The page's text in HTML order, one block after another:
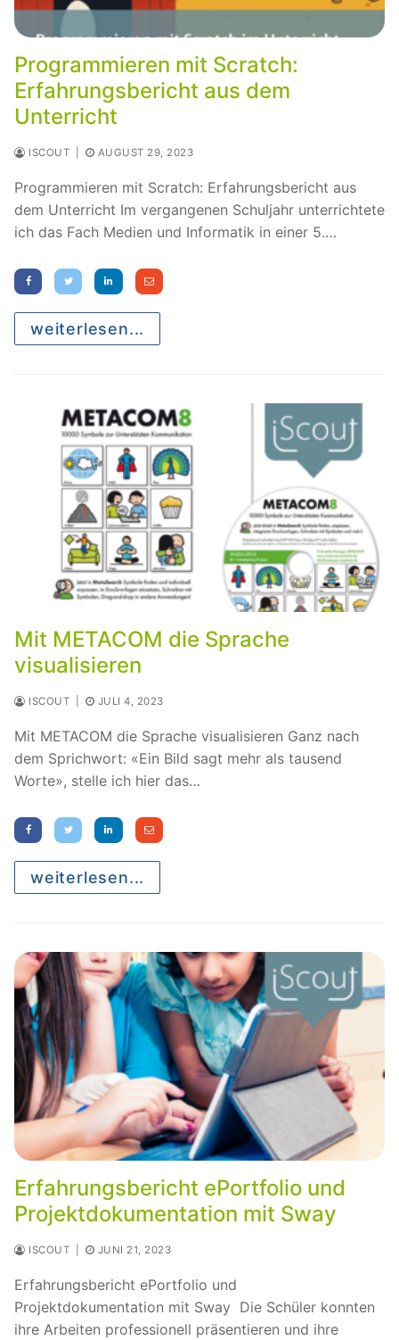
Programmieren mit Scratch:
Erfahrungsbericht aus dem
Unterricht
ISCOUT AUGUST 29, 2023
Programmieren mit Scratch: Erfahrungsbericht aus
dem Unterricht Im vergangenen Schuljahr unterrichtete
ich das Fach Medien und Informatik in einer 5.…
weiterlesen...
Mit METACOM die Sprache
visualisieren
ISCOUT JULI 4, 2023
Mit METACOM die Sprache visualisieren Ganz nach
dem Sprichwort: «Ein Bild sagt mehr als tausend
Worte», stelle ich hier das…
weiterlesen...
Erfahrungsbericht ePortfolio und
Projektdokumentation mit Sway
ISCOUT JUNI 21, 2023
Erfahrungsbericht ePortfolio und
Projektdokumentation mit Sway Die Schüler konnten
ihre Arbeiten professionell präsentieren und ihre